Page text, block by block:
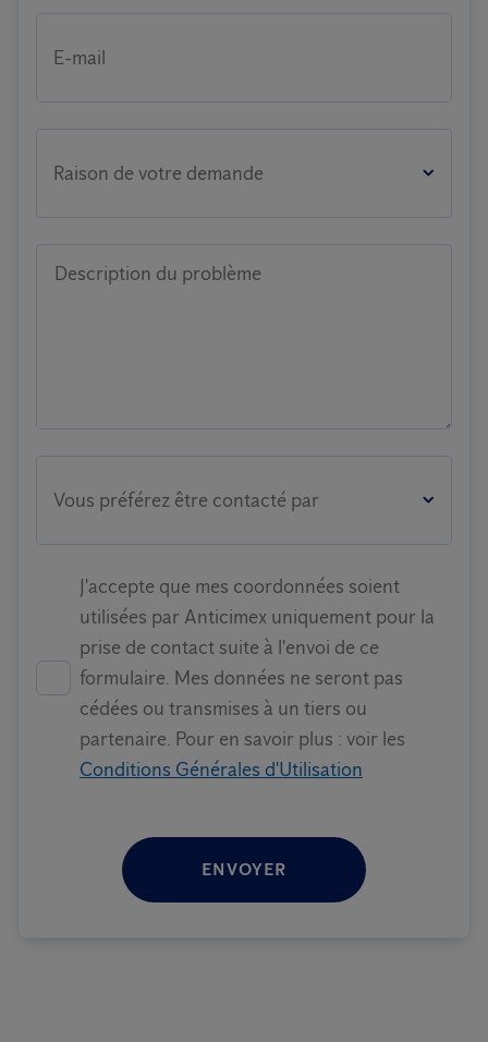
E-mail
Raison de votre demande
Description du problème
Vous préférez être contacté par
J'accepte que mes coordonnées soient
utilisées par Anticimex uniquement pour la
prise de contact suite à l'envoi de ce
formulaire. Mes données ne seront pas
cédées ou transmises à un tiers ou
partenaire. Pour en savoir plus : voir les
Conditions Générales d'Utilisation
ENVOYER